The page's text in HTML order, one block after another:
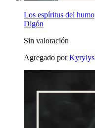
Los espíritus del humo
Digón
Sin valoración
Agregado porKyrylys